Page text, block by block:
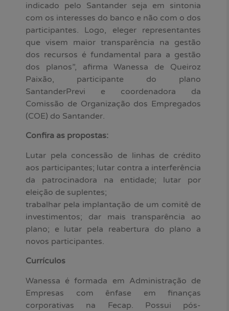
indicado pelo Santander seja em sintonia
com os interesses do banco e não com o dos
participantes. Logo, eleger representantes
que visem maior transparência na gestão
dos recursos é fundamental para a gestão
dos planos”, afirma Wanessa de Queiroz
Paixão, participante do plano
SantanderPrevi e coordenadora da
Comissão de Organização dos Empregados
(COE) do Santander.
Confira as propostas:
Lutar pela concessão de linhas de crédito
aos participantes; lutar contra a interferência
da patrocinadora na entidade; lutar por
eleição de suplentes;
trabalhar pela implantação de um comitê de
investimentos; dar mais transparência ao
plano; e lutar pela reabertura do plano a
novos participantes.
Currículos
Wanessa é formada em Administração de
Empresas com ênfase em finanças
corporativas na Fecap. Possui pós-